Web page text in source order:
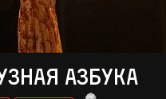
азбука